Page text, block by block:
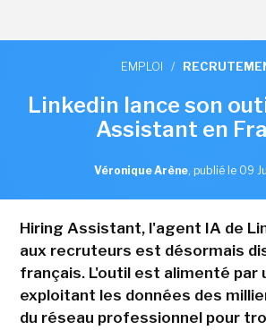
EMPLOI /
Linkedin lance son
Assistant en
Véronique Arène, publié le 09
Hiring Assistant, l'agent IA de
aux recruteurs est désormais
français. L'outil est alimenté par
exploitant les données des
du réseau professionnel pour